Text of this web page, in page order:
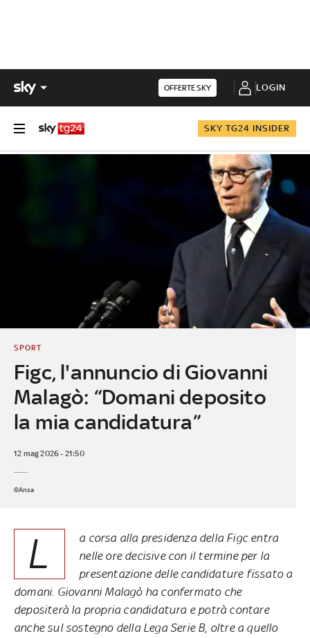
OFFERTE SKY LOGIN
SKY TG24 INSIDER
Figc, l'annuncio di Giovanni
Malagò: “Domani deposito
la mia candidatura”
SPORT
12 mag 2026 - 21:50
©Ansa
L
a corsa alla presidenza della Figc entra
nelle ore decisive con il termine per la
presentazione delle candidature fissato a
domani. Giovanni Malagò ha confermato che
depositerà la propria candidatura e potrà contare
anche sul sostegno della Lega Serie B, oltre a quello